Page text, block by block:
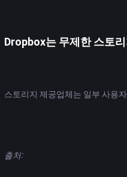
Dropbox는 무제한 스토
스토리지 제공업체는 일부 사용
출처: